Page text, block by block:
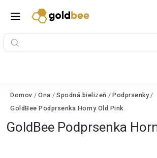
Domov / Ona / Spodná bielizeň / Podprsenky /
GoldBee Podprsenka Horny Old Pink
GoldBee Podprsenka